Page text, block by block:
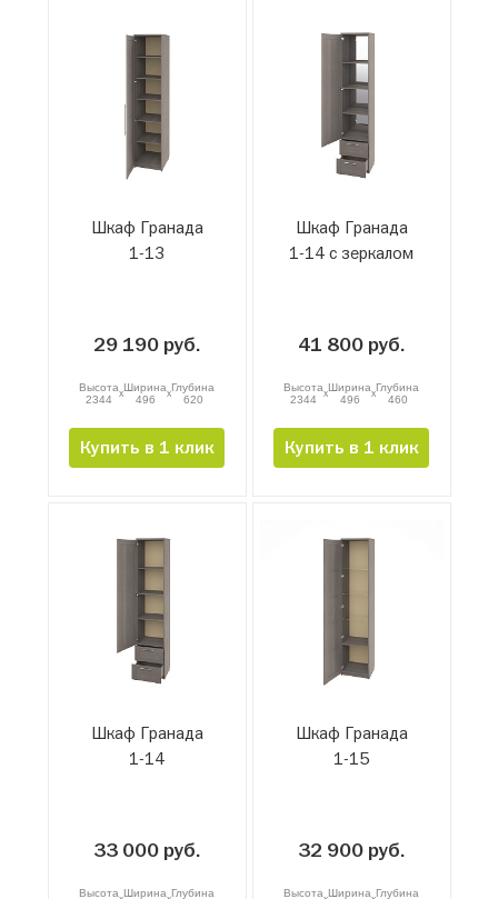
Шкаф Гранада
1-13
29 190 руб.
Высота
2344
xШирина
496
xГлубина
620
Купить в 1 клик
Шкаф Гранада
1-14 с зеркалом
41 800 руб.
Высота
2344
xШирина
496
xГлубина
460
Купить в 1 клик
Шкаф Гранада
1-14
33 000 руб.
Высота Ширина Глубина
Шкаф Гранада
1-15
32 900 руб.
Высота Ширина Глубина